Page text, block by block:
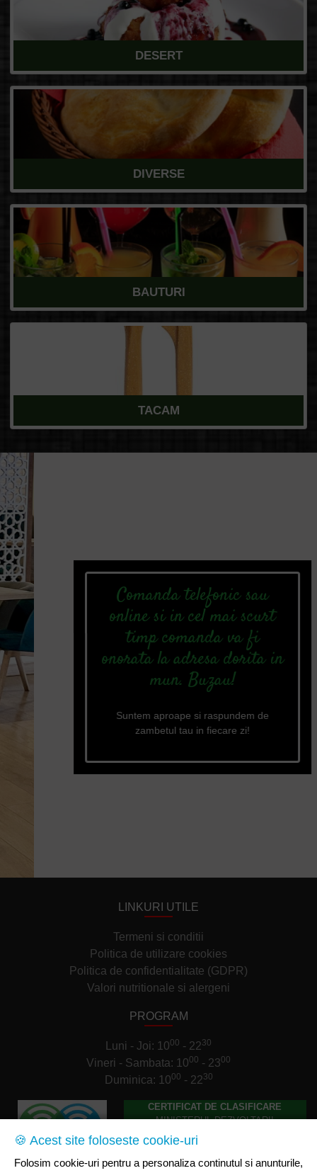
DESERT
DIVERSE
BAUTURI
TACAM
Comanda telefonic sau
online si in cel mai scurt
timp comanda va fi
onorata la adresa dorita in
mun. Buzau!
Suntem aproape si raspundem de
zambetul tau in fiecare zi!
LINKURI UTILE
Termeni si conditii
Politica de utilizare cookies
Politica de confidentialitate (GDPR)
Valori nutritionale si alergeni
PROGRAM
Luni - Joi: 1000 - 2230
Vineri - Sambata: 1000 - 2300
Duminica: 1000 - 2230
CERTIFICAT DE CLASIFICARE
MINISTERUL DEZVOLTARII
REGIONALE SI TURISMULUI
NR. 9848/02.05.2011
🍪 Acest site foloseste cookie-uri
Folosim cookie-uri pentru a personaliza continutul si anunturile,